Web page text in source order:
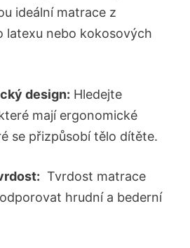
ideální matrace z
latexu nebo kokosových
‌design: Hledejte
mají ergonomické
se přizpůsobí tělo dítěte.
⁢ Tvrdost matrace
hrudní a bederní